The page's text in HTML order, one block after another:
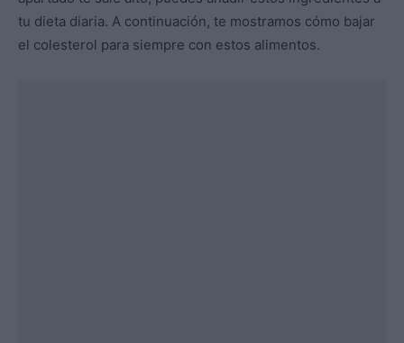
tu dieta diaria. A continuación, te mostramos cómo bajar
el colesterol para siempre con estos alimentos.